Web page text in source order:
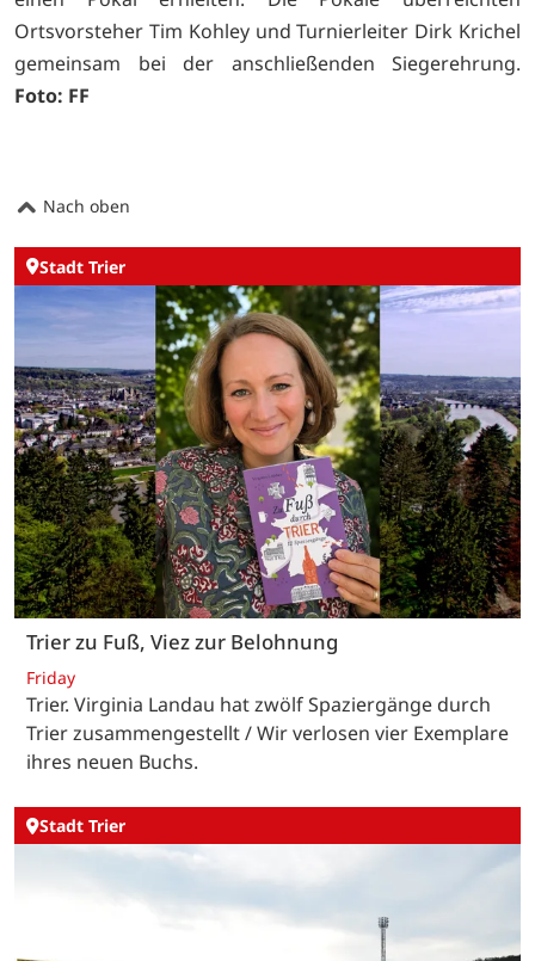
Ortsvorsteher Tim Kohley und Turnierleiter Dirk Krichel
gemeinsam bei der anschließenden Siegerehrung.
Foto: FF
Nach oben
Stadt Trier
Trier zu Fuß, Viez zur Belohnung
Friday
Trier. Virginia Landau hat zwölf Spaziergänge durch
Trier zusammengestellt / Wir verlosen vier Exemplare
ihres neuen Buchs.
Stadt Trier